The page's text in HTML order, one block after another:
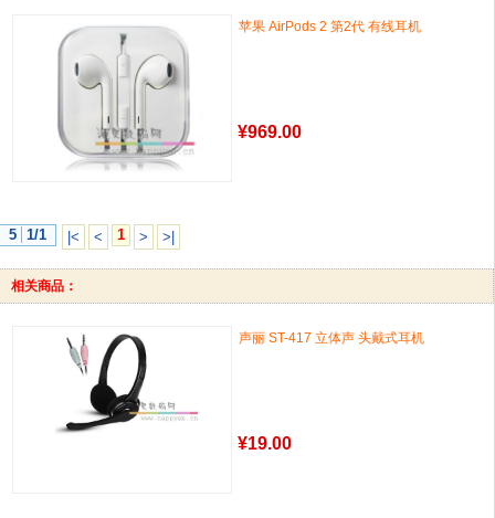
苹果 AirPods 2 第2代 有线耳机
¥969.00
5 1/1 |< < 1 > >|
相关商品：
声丽 ST-417 立体声 头戴式耳机
¥19.00